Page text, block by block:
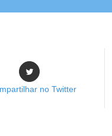
no Twitter